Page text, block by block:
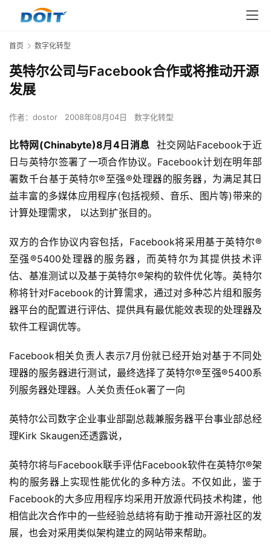
首页 数字化转型
英特尔公司与Facebook合作或将推动开源
发展
作者： dostor 2008年08月04日 数字化转型
比特网(Chinabyte)8月4日消息 社交网站Facebook于近
日与英特尔签署了一项合作协议。Facebook计划在明年部
署数千台基于英特尔®至强®处理器的服务器，为满足其日
益丰富的多媒体应用程序(包括视频、音乐、图片等)带来的
计算处理需求， 以达到扩张目的。
双方的合作协议内容包括，Facebook将采用基于英特尔®
至强®5400处理器的服务器，而英特尔为其提供技术评
估、基准测试以及基于英特尔®架构的软件优化等。英特尔
称将针对Facebook的计算需求，通过对多种芯片组和服务
器平台的配置进行评估、提供具有最优能效表现的处理器及
软件工程调优等。
Facebook相关负责人表示7月份就已经开始对基于不同处
理器的服务器进行测试，最终选择了英特尔®至强®5400系
列服务器处理器。人关负责任ok署了一向
英特尔公司数字企业事业部副总裁兼服务器平台事业部总经
理Kirk Skaugen还透露说，
英特尔将与Facebook联手评估Facebook软件在英特尔®架
构的服务器上实现性能优化的多种方法。不仅如此，鉴于
Facebook的大多应用程序均采用开放源代码技术构建，他
相信此次合作中的一些经验总结将有助于推动开源社区的发
展，也会对采用类似架构建立的网站带来帮助。